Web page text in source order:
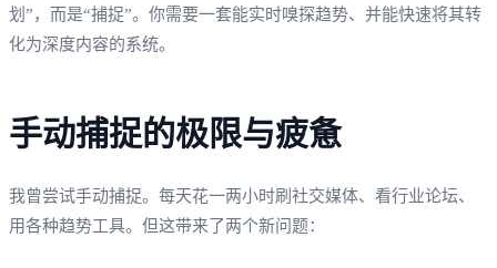
划”，而是“捕捉”。你需要一套能实时嗅探趋势、并能快速将其转
化为深度内容的系统。
手动捕捉的极限与疲惫
我曾尝试手动捕捉。每天花一两小时刷社交媒体、看行业论坛、
用各种趋势工具。但这带来了两个新问题：